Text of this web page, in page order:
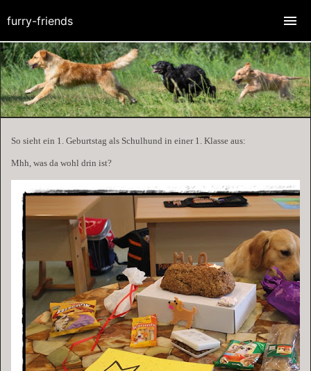
So sieht ein 1. Geburtstag als Schulhund in einer 1. Klasse aus:
Mhh, was da wohl drin ist?
furry-friends